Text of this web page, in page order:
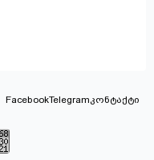
FacebookTelegramკონტაქტი